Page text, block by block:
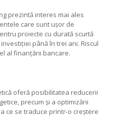
prezintă interes mai ales
care sunt ușor de
proiecte cu durată scurtă
până în trei ani. Riscul
al finanțării bancare.
oferă posibilitatea reducerii
precum și a optimizării
ce se traduce printr-o creștere